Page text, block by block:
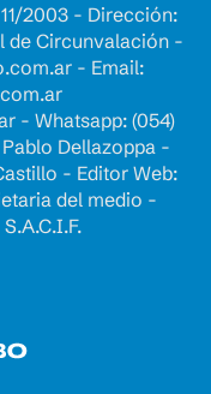
2003 - Dirección:
de Circunvalación -
- Email:
- Whatsapp: (054)
Dellazoppa -
- Editor Web:
del medio -